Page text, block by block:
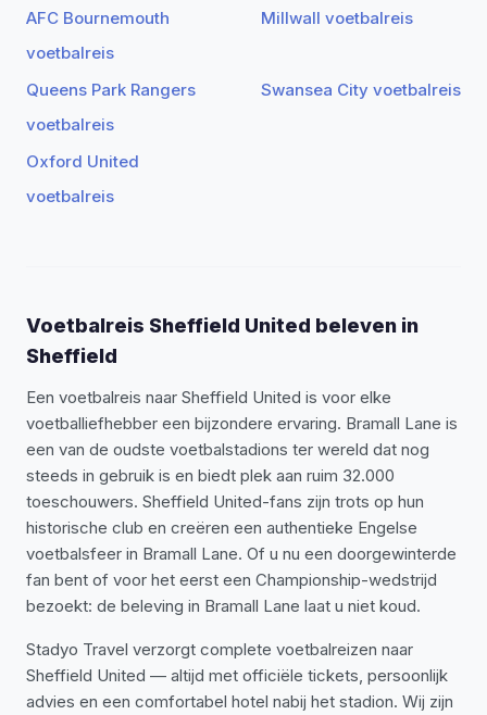
AFC Bournemouth
voetbalreis
Millwall voetbalreis
Queens Park Rangers
voetbalreis
Swansea City voetbalreis
Oxford United
voetbalreis
Voetbalreis Sheffield United beleven in
Sheffield
Een voetbalreis naar Sheffield United is voor elke
voetballiefhebber een bijzondere ervaring. Bramall Lane is
een van de oudste voetbalstadions ter wereld dat nog
steeds in gebruik is en biedt plek aan ruim 32.000
toeschouwers. Sheffield United-fans zijn trots op hun
historische club en creëren een authentieke Engelse
voetbalsfeer in Bramall Lane. Of u nu een doorgewinterde
fan bent of voor het eerst een Championship-wedstrijd
bezoekt: de beleving in Bramall Lane laat u niet koud.
Stadyo Travel verzorgt complete voetbalreizen naar
Sheffield United — altijd met officiële tickets, persoonlijk
advies en een comfortabel hotel nabij het stadion. Wij zijn